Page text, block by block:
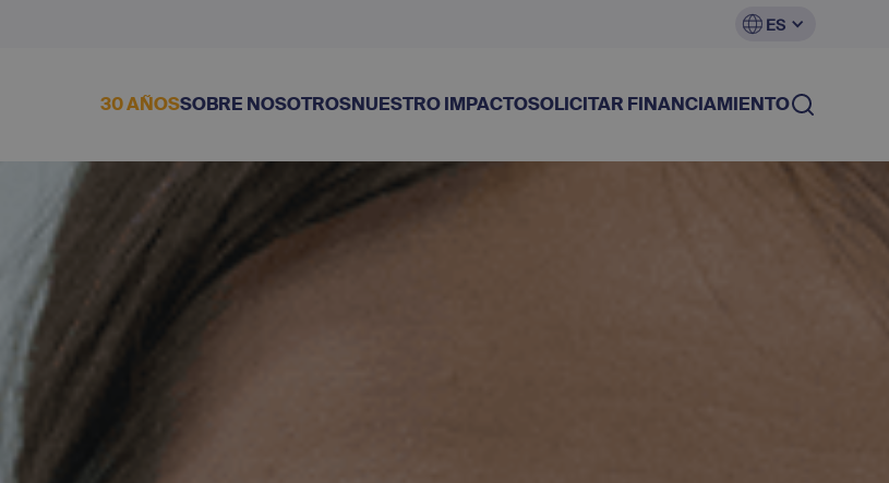
ES
30 AÑOSSOBRE NOSOTROSNUESTRO IMPACTOSOLICITAR FINANCIAMIENTO